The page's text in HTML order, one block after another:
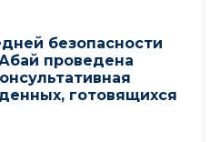
безопасности
проведена
готовящихся